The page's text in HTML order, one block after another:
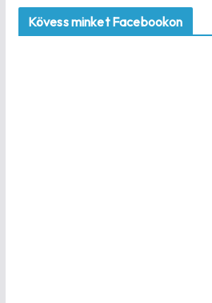
Kövess minket Facebookon